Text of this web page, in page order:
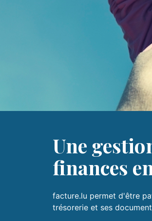
Une
finances
facture.lu permet d'être
trésorerie et ses